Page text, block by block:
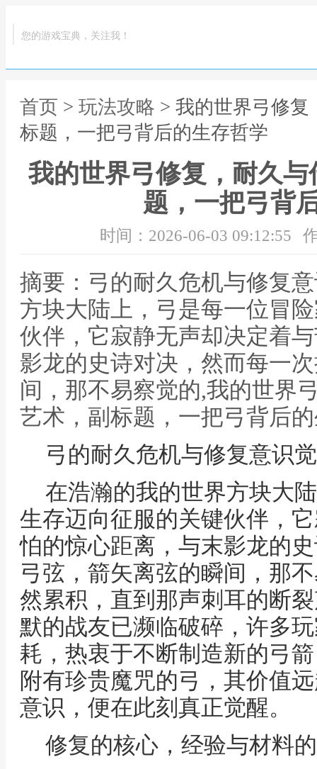
您的游戏宝典，关注我！
首页 > 玩法攻略 > 我的世界弓修
标题，一把弓背后的生存哲学
我的世界弓修复，耐久
题，一把弓背
时间：2026-06-03 09:12:55
摘要：弓的耐久危机与修复
方块大陆上，弓是每一位冒
伙伴，它寂静无声却决定着
影龙的史诗对决，然而每一
间，那不易察觉的,我的世界
艺术，副标题，一把弓背后
弓的耐久危机与修复意识
在浩瀚的我的世界方块大
生存迈向征服的关键伙伴，
怕的惊心距离，与末影龙的
弓弦，箭矢离弦的瞬间，那
然累积，直到那声刺耳的断
默的战友已濒临破碎，许多
耗，热衷于不断制造新的弓
附有珍贵魔咒的弓，其价值
意识，便在此刻真正觉醒。
修复的核心，经验与材料